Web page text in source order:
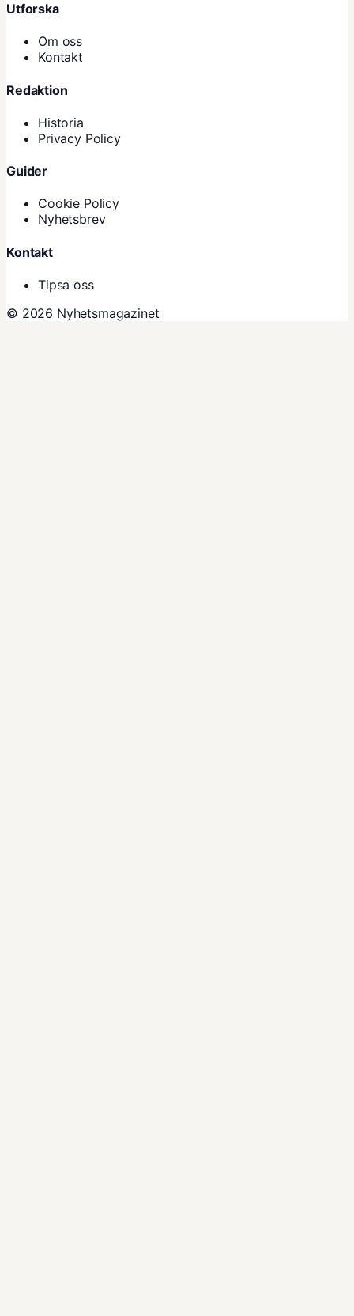
Utforska
Om oss
Kontakt
Redaktion
Historia
Privacy Policy
Guider
Cookie Policy
Nyhetsbrev
Kontakt
Tipsa oss
© 2026 Nyhetsmagazinet